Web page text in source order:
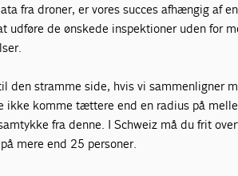
fra droner, er vores succes afhængig af en
udføre de ønskede inspektioner uden for
den stramme side, hvis vi sammenligner
ikke komme tættere end en radius på
fra denne. I Schweiz må du frit
mere end 25 personer.